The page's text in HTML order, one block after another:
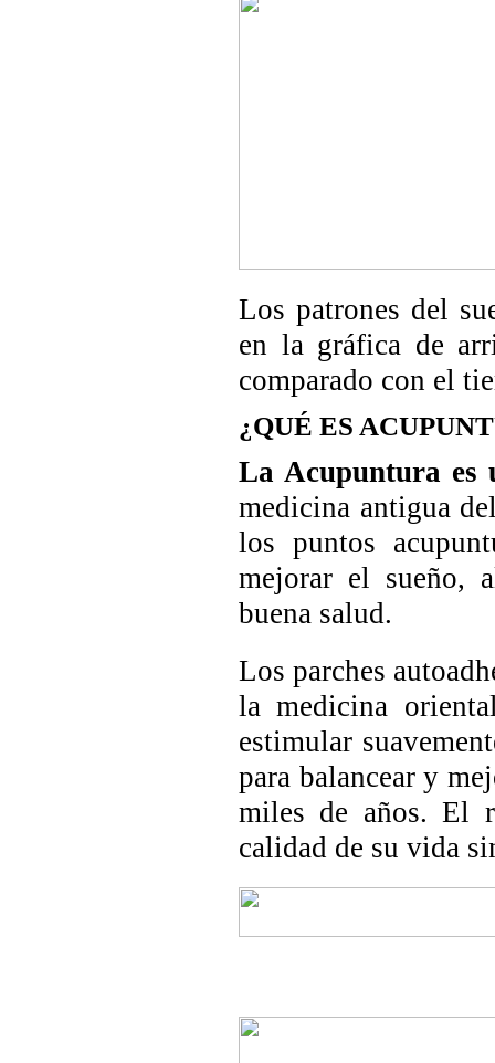
Los patrones del
en la gráfica de
comparado con el
¿QUÉ ES
La Acupuntura es
medicina antigua
los puntos
mejorar el sueño,
buena salud.
Los parches
la medicina
estimular
para balancear y
miles de años. El
calidad de su vida